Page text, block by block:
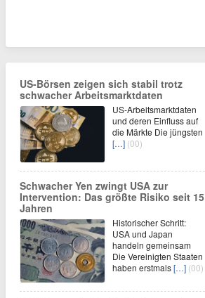
US-Börsen zeigen sich stabil trotz
schwacher Arbeitsmarktdaten
US-Arbeitsmarktdaten
und deren Einfluss auf
die Märkte Die jüngsten
[…] (00)
Schwacher Yen zwingt USA zur
Intervention: Das größte Risiko seit 15
Jahren
Historischer Schritt:
USA und Japan
handeln gemeinsam
Die Vereinigten Staaten
haben erstmals[…] (00)